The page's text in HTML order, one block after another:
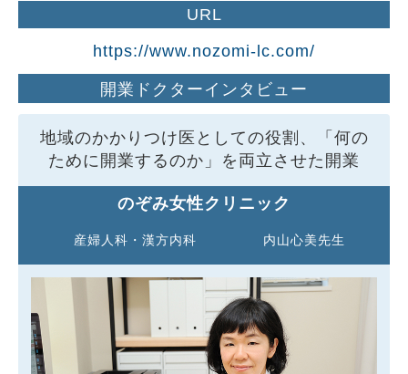
URL
https://www.nozomi-lc.com/
開業ドクター インタビュー
地域のかかりつけ医としての役割、「何の
ために開業するのか」を両立させた開業
のぞみ女性クリニック
産婦人科・漢方内科 内山心美先生